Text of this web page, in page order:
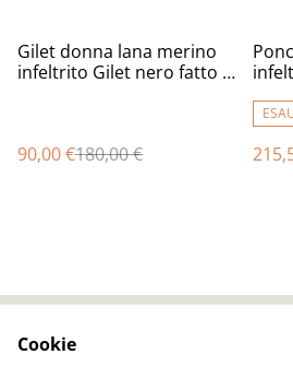
%
Gilet donna lana merino
infeltrito Gilet nero fatto a
90,00 €180,00 €
%
Cookie